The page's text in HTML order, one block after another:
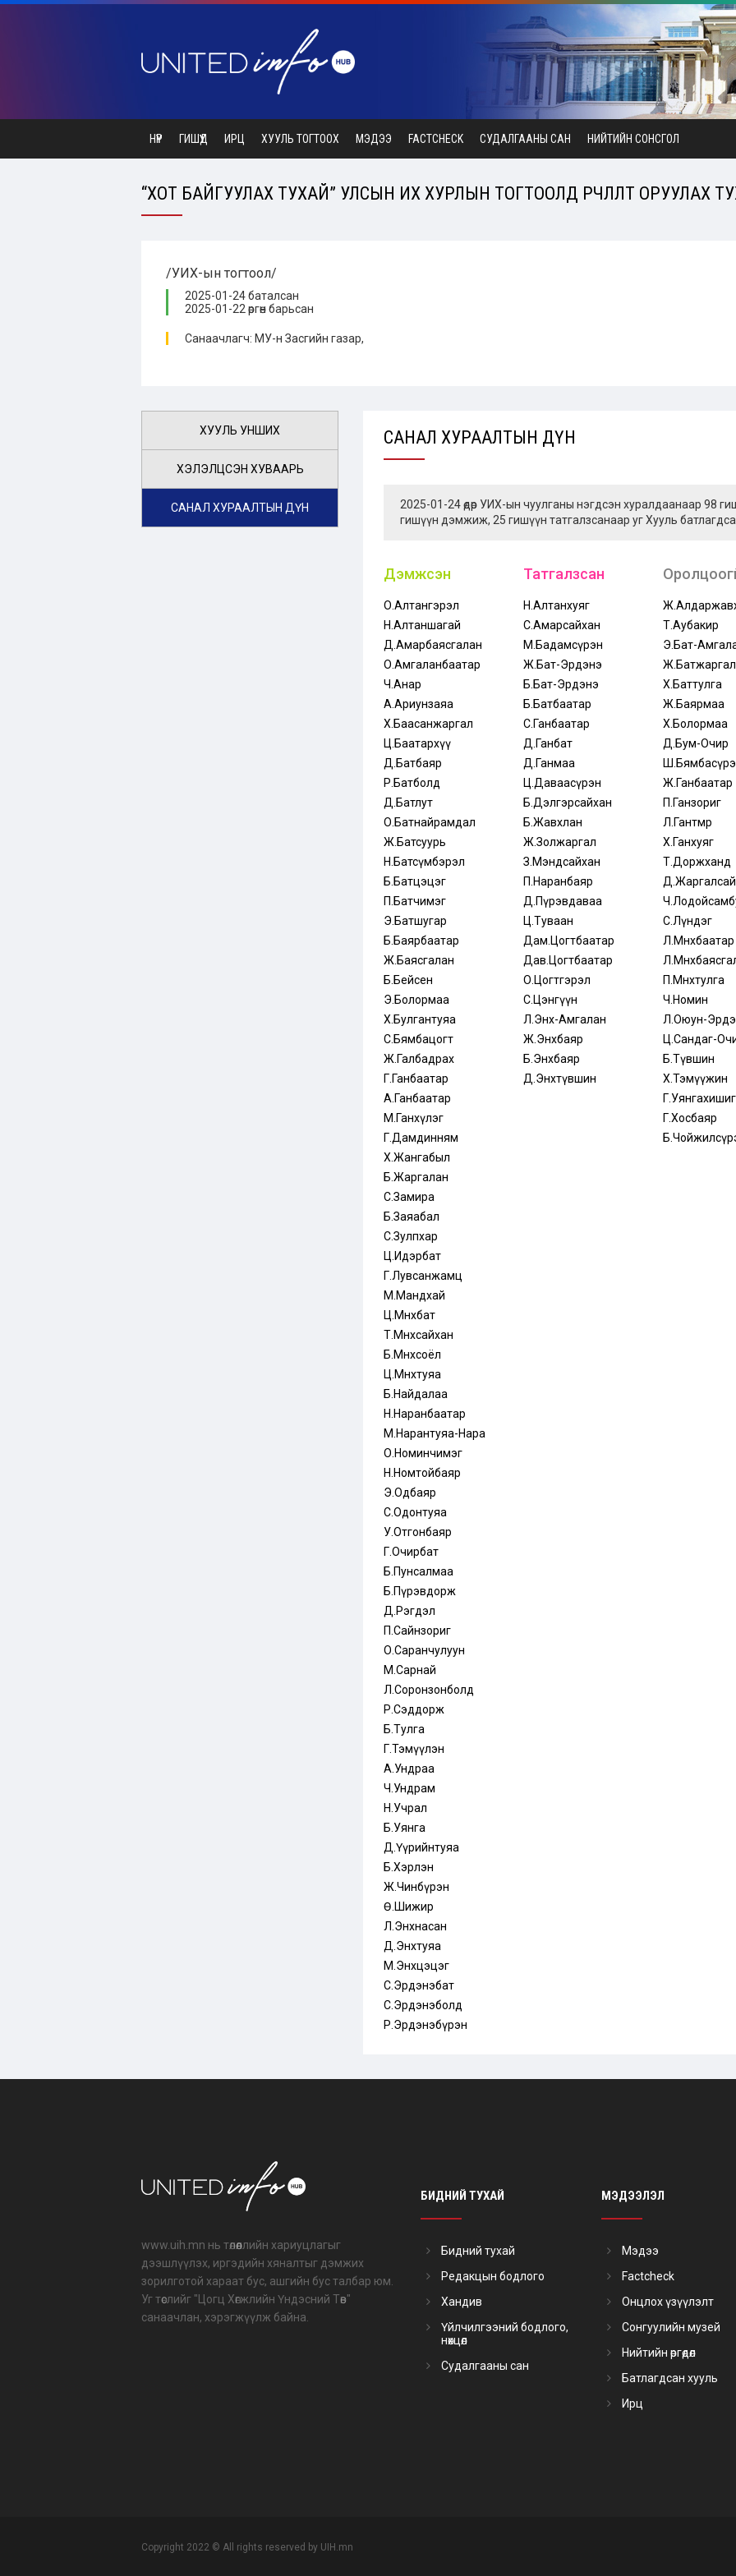
НҮҮР ГИШҮҮД ИРЦ ХУУЛЬ ТОГТООХ МЭДЭЭ FACTCHECK СУДАЛГААНЫ САН НИЙТИЙН СОНСГОЛ
“ХОТ БАЙГУУЛАХ ТУХАЙ” УЛСЫН ИХ ХУРЛЫН ТОГТООЛД ӨӨРЧЛӨЛТ ОРУУЛАХ
/УИХ-ын тогтоол/
2025-01-24 баталсан
2025-01-22 өргөн барьсан
Санаачлагч: МУ-н Засгийн газар,
ХУУЛЬ УНШИХ
ХЭЛЭЛЦСЭН ХУВААРЬ
САНАЛ ХУРААЛТЫН ДҮН
САНАЛ ХУРААЛТЫН ДҮН
2025-01-24 өдөр УИХ-ын чуулганы нэгдсэн хуралдаанаар 98
гишүүн дэмжиж, 25 гишүүн татгалзсанаар уг Хууль
Дэмжсэн
О.Алтангэрэл
Н.Алтаншагай
Д.Амарбаясгалан
О.Амгаланбаатар
Ч.Анар
А.Ариунзаяа
Х.Баасанжаргал
Ц.Баатархүү
Д.Батбаяр
Р.Батболд
Д.Батлут
О.Батнайрамдал
Ж.Батсуурь
Н.Батсүмбэрэл
Б.Батцэцэг
П.Батчимэг
Э.Батшугар
Б.Баярбаатар
Ж.Баясгалан
Б.Бейсен
Э.Болормаа
Х.Булгантуяа
С.Бямбацогт
Ж.Галбадрах
Г.Ганбаатар
А.Ганбаатар
М.Ганхүлэг
Г.Дамдинням
Х.Жангабыл
Б.Жаргалан
С.Замира
Б.Заяабал
С.Зулпхар
Ц.Идэрбат
Г.Лувсанжамц
М.Мандхай
Ц.Мөнхбат
Т.Мөнхсайхан
Б.Мөнхсоёл
Ц.Мөнхтуяа
Б.Найдалаа
Н.Наранбаатар
М.Нарантуяа-Нара
О.Номинчимэг
Н.Номтойбаяр
Э.Одбаяр
С.Одонтуяа
У.Отгонбаяр
Г.Очирбат
Б.Пунсалмаа
Б.Пүрэвдорж
Д.Рэгдэл
П.Сайнзориг
О.Саранчулуун
М.Сарнай
Л.Соронзонболд
Р.Сэддорж
Б.Тулга
Г.Тэмүүлэн
А.Ундраа
Ч.Ундрам
Н.Учрал
Б.Уянга
Д.Үүрийнтуяа
Б.Хэрлэн
Ж.Чинбүрэн
Ө.Шижир
Л.Энхнасан
Д.Энхтуяа
М.Энхцэцэг
С.Эрдэнэбат
С.Эрдэнэболд
Р.Эрдэнэбүрэн
Татгалзсан
Н.Алтанхуяг
С.Амарсайхан
М.Бадамсүрэн
Ж.Бат-Эрдэнэ
Б.Бат-Эрдэнэ
Б.Батбаатар
С.Ганбаатар
Д.Ганбат
Д.Ганмаа
Ц.Даваасүрэн
Б.Дэлгэрсайхан
Б.Жавхлан
Ж.Золжаргал
З.Мэндсайхан
П.Наранбаяр
Д.Пүрэвдаваа
Ц.Туваан
Дам.Цогтбаатар
Дав.Цогтбаатар
О.Цогтгэрэл
С.Цэнгүүн
Л.Энх-Амгалан
Ж.Энхбаяр
Б.Энхбаяр
Д.Энхтүвшин
Т.Аубакир
Э.Бат-
Ж.Батжаргал
Х.Баттулга
Ж.Баярмаа
Х.Болормаа
Д.Бум-Очир
Ж.Ганбаатар
П.Ганзориг
Л.Гантөмөр
Х.Ганхуяг
Т.Доржханд
С.Лүндэг
Л.Мөнхбаатар
П.Мөнхтулга
Ч.Номин
Л.Оюун-
Ц.Сандаг-
Б.Түвшин
Х.Тэмүүжин
Г.Уянгахишиг
Г.Хосбаяр
www.uih.mn нь төлөөллийн хариуцлагыг
дээшлүүлэх, иргэдийн хяналтыг дэмжих
зорилготой хараат бус, ашгийн бус талбар юм.
Уг төслийг "Цогц Хөгжлийн Үндэсний Төв"
санаачлан, хэрэгжүүлж байна.
БИДНИЙ ТУХАЙ
Бидний тухай
Редакцын бодлого
Хандив
Үйлчилгээний бодлого,
нөхцөл
Судалгааны сан
МЭДЭЭЛЭЛ
Мэдээ
Factcheck
Онцлох үзүүлэлт
Сонгуулийн музей
Нийтийн өргөдөл
Батлагдсан хууль
Ирц
Copyright 2022 © All rights reserved by UIH.mn